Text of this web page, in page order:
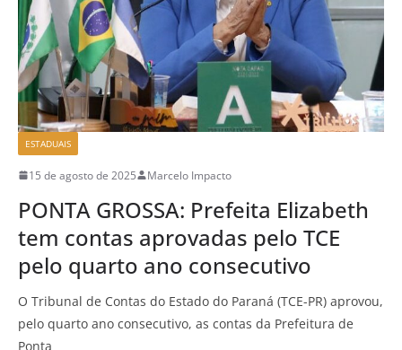
ESTADUAIS
15 de agosto de 2025 Marcelo Impacto
PONTA GROSSA: Prefeita Elizabeth
tem contas aprovadas pelo TCE
pelo quarto ano consecutivo
O Tribunal de Contas do Estado do Paraná (TCE-PR) aprovou,
pelo quarto ano consecutivo, as contas da Prefeitura de
Ponta